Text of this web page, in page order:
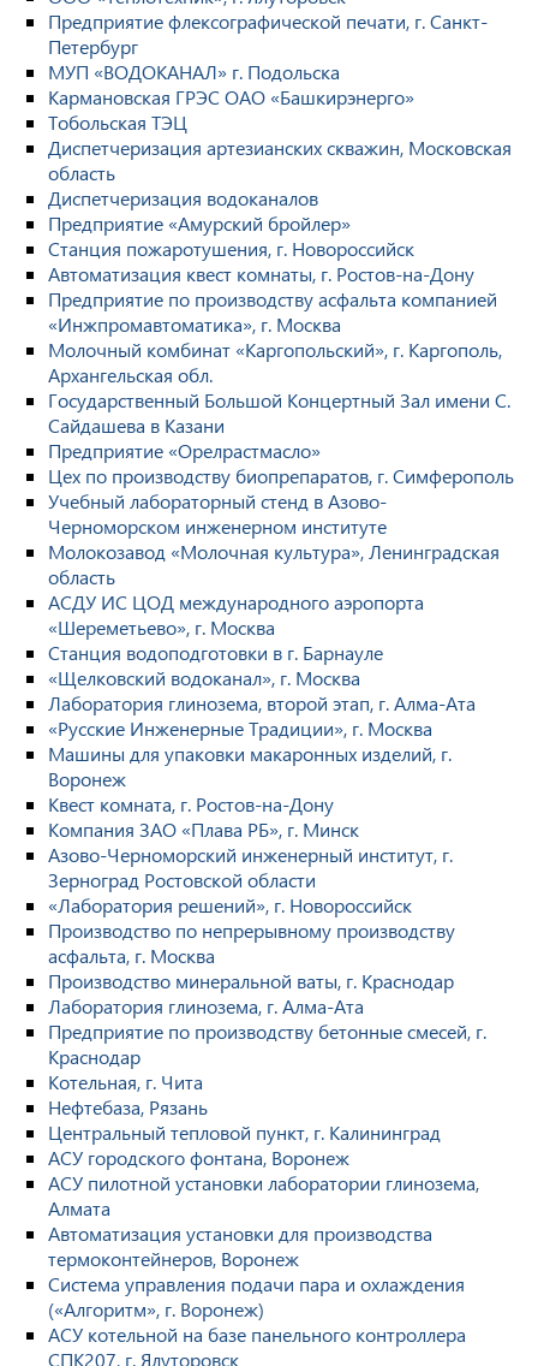
Предприятие флексографической печати, г. Санкт-
Петербург
МУП «ВОДОКАНАЛ» г. Подольска
Кармановская ГРЭС ОАО «Башкирэнерго»
Тобольская ТЭЦ
Диспетчеризация артезианских скважин, Московская
область
Диспетчеризация водоканалов
Предприятие «Амурский бройлер»
Станция пожаротушения, г. Новороссийск
Автоматизация квест комнаты, г. Ростов-на-Дону
Предприятие по производству асфальта компанией
«Инжпромавтоматика», г. Москва
Молочный комбинат «Каргопольский», г. Каргополь,
Архангельская обл.
Государственный Большой Концертный Зал имени С.
Сайдашева в Казани
Предприятие «Орелрастмасло»
Цех по производству биопрепаратов, г. Симферополь
Учебный лабораторный стенд в Азово-
Черноморском инженерном институте
Молокозавод «Молочная культура», Ленинградская
область
АСДУ ИС ЦОД международного аэропорта
«Шереметьево», г. Москва
Станция водоподготовки в г. Барнауле
«Щелковский водоканал», г. Москва
Лаборатория глинозема, второй этап, г. Алма-Ата
«Русские Инженерные Традиции», г. Москва
Машины для упаковки макаронных изделий, г.
Воронеж
Квест комната, г. Ростов-на-Дону
Компания ЗАО «Плава РБ», г. Минск
Азово-Черноморский инженерный институт, г.
Зерноград Ростовской области
«Лаборатория решений», г. Новороссийск
Производство по непрерывному производству
асфальта, г. Москва
Производство минеральной ваты, г. Краснодар
Лаборатория глинозема, г. Алма-Ата
Предприятие по производству бетонные смесей, г.
Краснодар
Котельная, г. Чита
Нефтебаза, Рязань
Центральный тепловой пункт, г. Калининград
АСУ городского фонтана, Воронеж
АСУ пилотной установки лаборатории глинозема,
Алмата
Автоматизация установки для производства
термоконтейнеров, Воронеж
Система управления подачи пара и охлаждения
(«Алгоритм», г. Воронеж)
АСУ котельной на базе панельного контроллера
СПК207, г. Ялуторовск